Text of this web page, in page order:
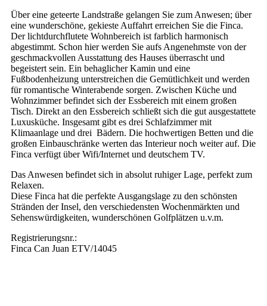
Über eine geteerte Landstraße gelangen Sie zum Anwesen; über
eine wunderschöne, gekieste Auffahrt erreichen Sie die Finca.
Der lichtdurchflutete Wohnbereich ist farblich harmonisch
abgestimmt. Schon hier werden Sie aufs Angenehmste von der
geschmackvollen Ausstattung des Hauses überrascht und
begeistert sein. Ein behaglicher Kamin und eine
Fußbodenheizung unterstreichen die Gemütlichkeit und werden
für romantische Winterabende sorgen. Zwischen Küche und
Wohnzimmer befindet sich der Essbereich mit einem großen
Tisch. Direkt an den Essbereich schließt sich die gut ausgestattete
Luxusküche. Insgesamt gibt es drei Schlafzimmer mit
Klimaanlage und drei Bädern. Die hochwertigen Betten und die
großen Einbauschränke werten das Interieur noch weiter auf. Die
Finca verfügt über Wifi/Internet und deutschem TV.
Das Anwesen befindet sich in absolut ruhiger Lage, perfekt zum
Relaxen.
Diese Finca hat die perfekte Ausgangslage zu den schönsten
Stränden der Insel, den verschiedensten Wochenmärkten und
Sehenswürdigkeiten, wunderschönen Golfplätzen u.v.m.
Registrierungsnr.:
Finca Can Juan ETV/14045